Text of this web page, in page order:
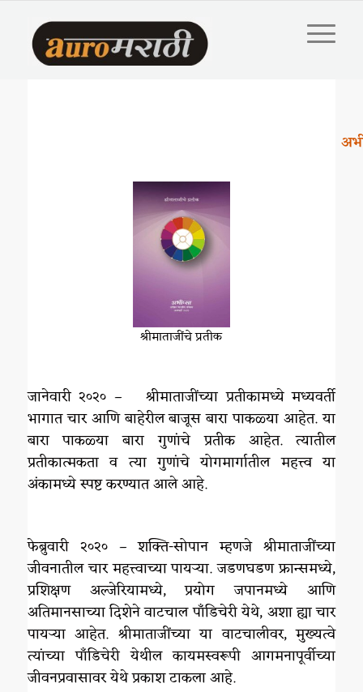
श्रीमाताजींचे प्रतीक
जानेवारी २०२० – श्रीमाताजींच्या प्रतीकामध्ये मध्यवर्ती
भागात चार आणि बाहेरील बाजूस बारा पाकळ्या आहेत. या
बारा पाकळ्या बारा गुणांचे प्रतीक आहेत. त्यातील
प्रतीकात्मकता व त्या गुणांचे योगमार्गातील महत्त्व या
अंकामध्ये स्पष्ट करण्यात आले आहे.
फेब्रुवारी २०२० – शक्ति-सोपान म्हणजे श्रीमाताजींच्या
जीवनातील चार महत्त्वाच्या पायऱ्या. जडणघडण फ्रान्समध्ये,
प्रशिक्षण अल्जेरियामध्ये, प्रयोग जपानमध्ये आणि
अतिमानसाच्या दिशेने वाटचाल पाँडिचेरी येथे, अशा ह्या चार
पायऱ्या आहेत. श्रीमाताजींच्या या वाटचालीवर, मुख्यत्वे
त्यांच्या पाँडिचेरी येथील कायमस्वरूपी आगमनापूर्वीच्या
जीवनप्रवासावर येथे प्रकाश टाकला आहे.